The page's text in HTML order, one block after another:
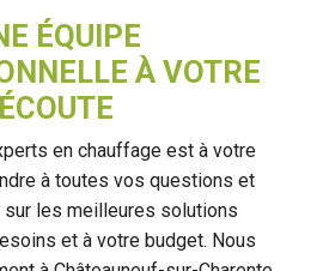
ÉQUIPE
À VOTRE
ÉCOUTE
en chauffage est à votre
à toutes vos questions et
les meilleures solutions
et à votre budget. Nous